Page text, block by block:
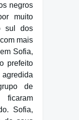
negros
muito
sul dos
mais
Sofia,
prefeito
de
ficaram
Sofia,